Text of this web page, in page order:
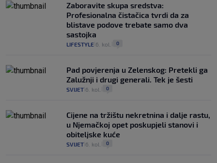
Zaboravite skupa sredstva:
Profesionalna čistačica tvrdi da za
blistave podove trebate samo dva
sastojka
LIFESTYLE 6. kol. 0
Pad povjerenja u Zelenskog: Pretekli ga
Zalužnji i drugi generali. Tek je šesti
SVIJET 6. kol. 0
Cijene na tržištu nekretnina i dalje rastu,
u Njemačkoj opet poskupjeli stanovi i
obiteljske kuće
SVIJET 6. kol. 0